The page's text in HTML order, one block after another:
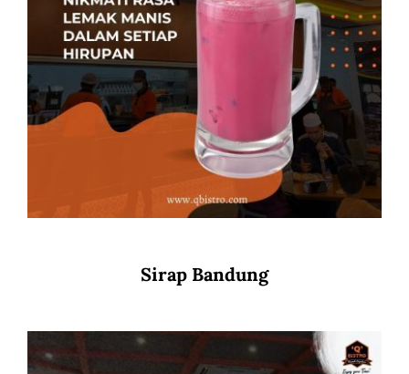
Sirap Bandung